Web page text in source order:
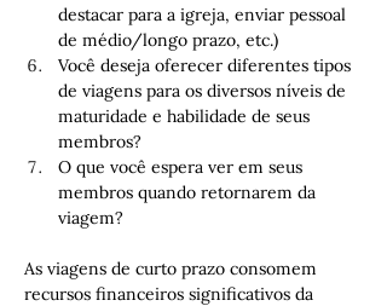
destacar para a igreja, enviar pessoal
de médio/longo prazo, etc.)
Você deseja oferecer diferentes tipos
de viagens para os diversos níveis de
maturidade e habilidade de seus
membros?
O que você espera ver em seus
membros quando retornarem da
viagem?
As viagens de curto prazo consomem
recursos financeiros significativos da